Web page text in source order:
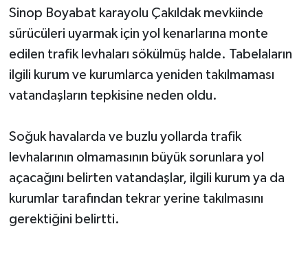
Sinop Boyabat karayolu Çakıldak mevkiinde
sürücüleri uyarmak için yol kenarlarına monte
edilen trafik levhaları sökülmüş halde. Tabelaların
ilgili kurum ve kurumlarca yeniden takılmaması
vatandaşların tepkisine neden oldu.
Soğuk havalarda ve buzlu yollarda trafik
levhalarının olmamasının büyük sorunlara yol
açacağını belirten vatandaşlar, ilgili kurum ya da
kurumlar tarafından tekrar yerine takılmasını
gerektiğini belirtti.